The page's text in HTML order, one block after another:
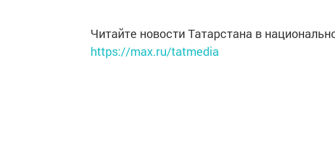
Читайте новости Татарстана в
https://max.ru/tatmedia